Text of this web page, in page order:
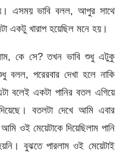
এসময় ভাবি বলল, আপুর সাথে
একটু খারাপ হয়েছিল মনে হয়।
কে সে? তখন ভাবি শুধু এটুকু
বলল, পরেরবার দেখা হলে নাকি
বলেই একটা পানির বতল এগিয়ে
বতলটা দেখে আমি এবার
ওই মেয়েটাকে দিয়েছিলাম পানি
বুঝতে পারলাম ওই মেয়েটাই